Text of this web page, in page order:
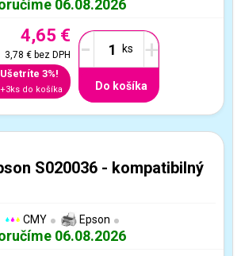
06.08.2026
4,65 €
3,78 €bez DPH
Ušetríte 3%!
+3ks do košíka
- +
Do košíka
S020036 - kompatibilný
CMY Epson
06.08.2026